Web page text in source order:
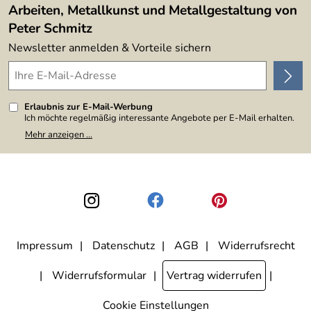
Arbeiten, Metallkunst und Metallgestaltung von
Peter Schmitz
Newsletter anmelden & Vorteile sichern
Erlaubnis zur E-Mail-Werbung
Ich möchte regelmäßig interessante Angebote per E-Mail erhalten.
Meine E-Mail-Adresse wird nicht an andere Unternehmen
weitergegeben. Zu statistischen Zwecken wird in anonymer Form
den Link "Abmelden" am Ende des Newsletters anklicke. Die
Datenschutzerklärung
habe ich zur Kenntnis genommen.
Mehr anzeigen ...
Impressum Datenschutz AGB
Widerrufsrecht
Widerrufsformular
Vertrag widerrufen
Cookie Einstellungen